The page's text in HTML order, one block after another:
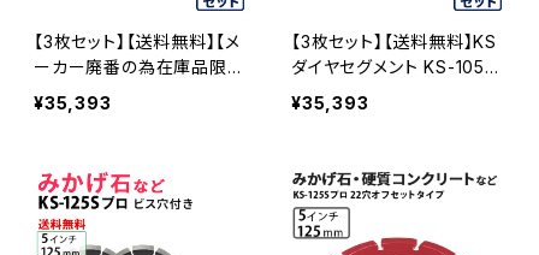
【3枚セット】【送料無料】【メ
ーカー廃番の為在庫品限
り】KSダイヤセグメント KS-
105Sプロ 15穴 内径15mm
プ) (ks-105spro-of15) ダ
イヤモンドカッター 刃キワ
切り コーナーカット 水平切
断 KS-105SPRO-OF15-0
¥35,393
【3枚セット】【送料無料】KS
ダイヤセグメント KS-105S
プロ 20穴 内径20mm オフ
セットタイプ(ハットタイプ)
ヤモンドカッター 刃キワ切
り コーナーカット 水平切断
KS-105SPRO-OF20-03
¥35,393